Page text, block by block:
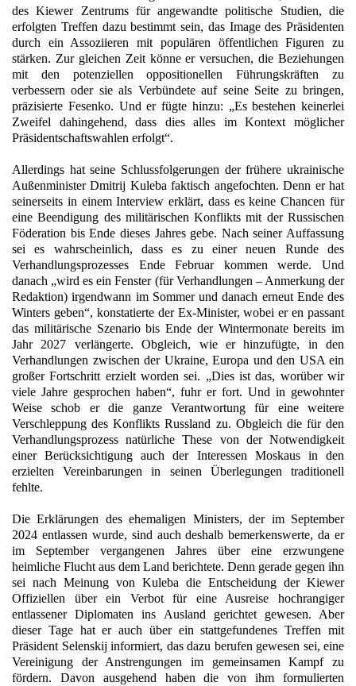
des Kiewer Zentrums für angewandte politische Studien, die
erfolgten Treffen dazu bestimmt sein, das Image des Präsidenten
durch ein Assoziieren mit populären öffentlichen Figuren zu
stärken. Zur gleichen Zeit könne er versuchen, die Beziehungen
mit den potenziellen oppositionellen Führungskräften zu
verbessern oder sie als Verbündete auf seine Seite zu bringen,
präzisierte Fesenko. Und er fügte hinzu: „Es bestehen keinerlei
Zweifel dahingehend, dass dies alles im Kontext möglicher
Präsidentschaftswahlen erfolgt“.
Allerdings hat seine Schlussfolgerungen der frühere ukrainische
Außenminister Dmitrij Kuleba faktisch angefochten. Denn er hat
seinerseits in einem Interview erklärt, dass es keine Chancen für
eine Beendigung des militärischen Konflikts mit der Russischen
Föderation bis Ende dieses Jahres gebe. Nach seiner Auffassung
sei es wahrscheinlich, dass es zu einer neuen Runde des
Verhandlungsprozesses Ende Februar kommen werde. Und
danach „wird es ein Fenster (für Verhandlungen – Anmerkung der
Redaktion) irgendwann im Sommer und danach erneut Ende des
Winters geben“, konstatierte der Ex-Minister, wobei er en passant
das militärische Szenario bis Ende der Wintermonate bereits im
Jahr 2027 verlängerte. Obgleich, wie er hinzufügte, in den
Verhandlungen zwischen der Ukraine, Europa und den USA ein
großer Fortschritt erzielt worden sei. „Dies ist das, worüber wir
viele Jahre gesprochen haben“, fuhr er fort. Und in gewohnter
Weise schob er die ganze Verantwortung für eine weitere
Verschleppung des Konflikts Russland zu. Obgleich die für den
Verhandlungsprozess natürliche These von der Notwendigkeit
einer Berücksichtigung auch der Interessen Moskaus in den
erzielten Vereinbarungen in seinen Überlegungen traditionell
fehlte.
Die Erklärungen des ehemaligen Ministers, der im September
2024 entlassen wurde, sind auch deshalb bemerkenswerte, da er
im September vergangenen Jahres über eine erzwungene
heimliche Flucht aus dem Land berichtete. Denn gerade gegen ihn
sei nach Meinung von Kuleba die Entscheidung der Kiewer
Offiziellen über ein Verbot für eine Ausreise hochrangiger
entlassener Diplomaten ins Ausland gerichtet gewesen. Aber
dieser Tage hat er auch über ein stattgefundenes Treffen mit
Präsident Selenskij informiert, das dazu berufen gewesen sei, eine
Vereinigung der Anstrengungen im gemeinsamen Kampf zu
fördern. Davon ausgehend haben die von ihm formulierten